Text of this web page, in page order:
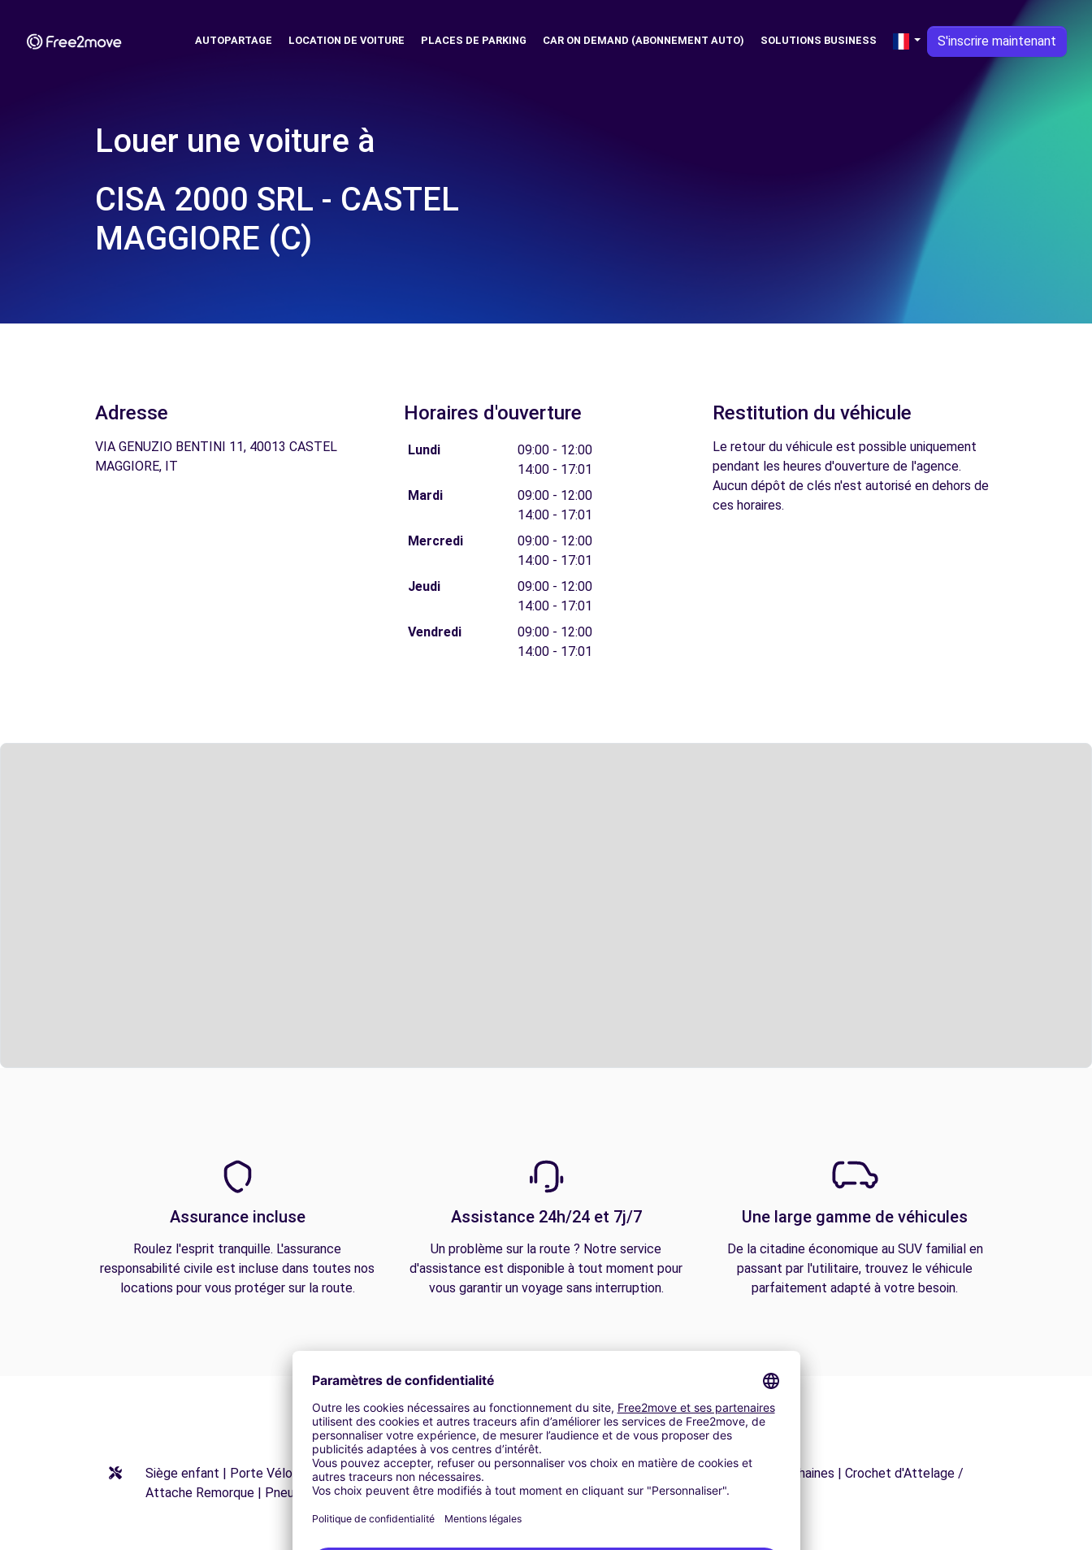
AUTOPARTAGE LOCATION DE VOITURE PLACES DE PARKING CAR ON DEMAND (ABONNEMENT AUTO) SOLUTIONS BUSINESS S'inscrire maintenant
Louer une voiture à
CISA 2000 SRL - CASTEL
MAGGIORE (C)
Adresse
VIA GENUZIO BENTINI 11, 40013 CASTEL
MAGGIORE, IT
Horaires d'ouverture
Lundi
09:00 - 12:00
14:00 - 17:01
Mardi
09:00 - 12:00
14:00 - 17:01
Mercredi
09:00 - 12:00
14:00 - 17:01
Jeudi
09:00 - 12:00
14:00 - 17:01
Vendredi
09:00 - 12:00
14:00 - 17:01
Restitution du véhicule
Le retour du véhicule est possible uniquement
pendant les heures d'ouverture de l'agence.
Aucun dépôt de clés n'est autorisé en dehors de
ces horaires.
Assurance incluse
Roulez l'esprit tranquille. L'assurance
responsabilité civile est incluse dans toutes nos
locations pour vous protéger sur la route.
Assistance 24h/24 et 7j/7
Un problème sur la route ? Notre service
d'assistance est disponible à tout moment pour
vous garantir un voyage sans interruption.
Une large gamme de véhicules
De la citadine économique au SUV familial en
passant par l'utilitaire, trouvez le véhicule
parfaitement adapté à votre besoin.
Siège enfant | Porte Vélos | Réhausseur | GPS | Kit Déménagement | Coffre de Toit | Barre de toit | Porte Skis | Chaines | Crochet d'Attelage /
Attache Remorque | Pneus neige